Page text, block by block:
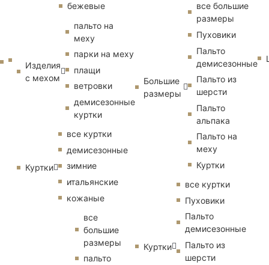
бежевые
Изделия
с мехом
пальто на
меху
парки на меху
плащи
ветровки
демисезонные
куртки
Куртки
все куртки
демисезонные
зимние
итальянские
кожаные
все
большие
размеры
пальто
Большие
размеры
все большие
размеры
Пуховики
Пальто
демисезонные
Пальто из
шерсти
Пальто
альпака
Пальто на
меху
Куртки
Куртки
все куртки
Пуховики
Пальто
демисезонные
Пальто из
шерсти